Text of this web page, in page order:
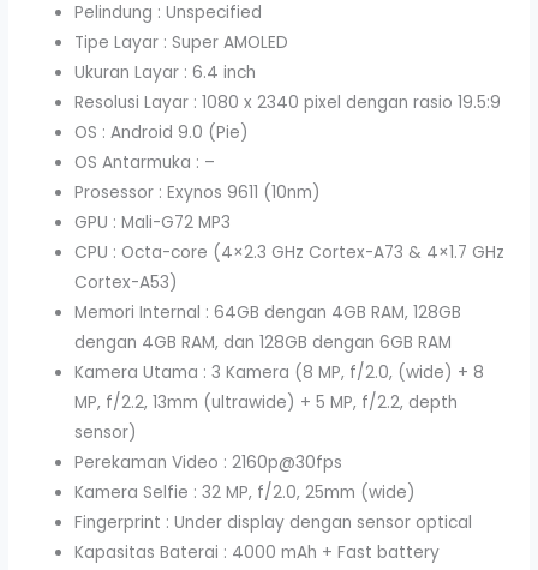
Pelindung : Unspecified
Tipe Layar : Super AMOLED
Ukuran Layar : 6.4 inch
Resolusi Layar : 1080 x 2340 pixel dengan rasio 19.5:9
OS : Android 9.0 (Pie)
OS Antarmuka : –
Prosessor : Exynos 9611 (10nm)
GPU : Mali-G72 MP3
CPU : Octa-core (4×2.3 GHz Cortex-A73 & 4×1.7 GHz
Cortex-A53)
Memori Internal : 64GB dengan 4GB RAM, 128GB
dengan 4GB RAM, dan 128GB dengan 6GB RAM
Kamera Utama : 3 Kamera (8 MP, f/2.0, (wide) + 8
MP, f/2.2, 13mm (ultrawide) + 5 MP, f/2.2, depth
sensor)
Perekaman Video : 2160p@30fps
Kamera Selfie : 32 MP, f/2.0, 25mm (wide)
Fingerprint : Under display dengan sensor optical
Kapasitas Baterai : 4000 mAh + Fast battery